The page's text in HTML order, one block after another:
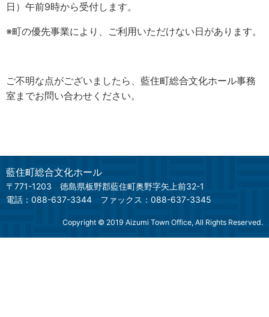
日）午前9時から受付します。
※町の優先事業により、ご利用いただけない日があります。
ご不明な点がございましたら、藍住町総合文化ホール事務
室までお問い合わせください。
藍住町総合文化ホール
〒771-1203
徳島県板野郡藍住町奥野字矢上前32-1
電話：088-637-3344
ファックス：088-637-3345
Copyright © 2019 Aizumi Town Office, All Rights Reserved.